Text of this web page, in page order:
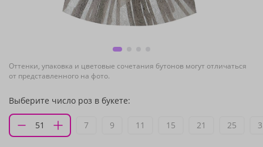
Оттенки, упаковка и цветовые сочетания бутонов могут отличаться
от представленного на фото.
Выберите число роз в букете:
7 9 11 15 21 25